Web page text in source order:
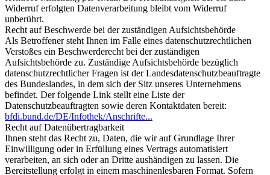
Widerruf erfolgten Datenverarbeitung bleibt vom Widerruf
unberührt.
Recht auf Beschwerde bei der zuständigen Aufsichtsbehörde
Als Betroffener steht Ihnen im Falle eines datenschutzrechtlichen
Verstoßes ein Beschwerderecht bei der zuständigen
Aufsichtsbehörde zu. Zuständige Aufsichtsbehörde bezüglich
datenschutzrechtlicher Fragen ist der Landesdatenschutzbeauftragte
des Bundeslandes, in dem sich der Sitz unseres Unternehmens
befindet. Der folgende Link stellt eine Liste der
Datenschutzbeauftragten sowie deren Kontaktdaten bereit:
bfdi.bund.de/DE/Infothek/Anschrifte...
Recht auf Datenübertragbarkeit
Ihnen steht das Recht zu, Daten, die wir auf Grundlage Ihrer
Einwilligung oder in Erfüllung eines Vertrags automatisiert
verarbeiten, an sich oder an Dritte aushändigen zu lassen. Die
Bereitstellung erfolgt in einem maschinenlesbaren Format. Sofern